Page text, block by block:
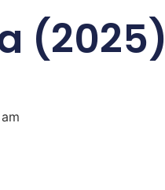
(2025)